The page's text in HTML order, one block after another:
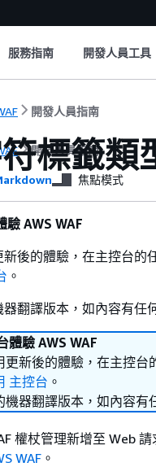
服務指南 開發人員工具
開發人員指南
開發人員指南
標籤類
焦點模式
驗 AWS WAF
後的體驗，在主控台的
。
翻譯版本，如內容有任
體驗 AWS WAF
新後的體驗，在主控台
主控台 。
機器翻譯版本，如內容有
權杖管理新增至 Web
WAF 。